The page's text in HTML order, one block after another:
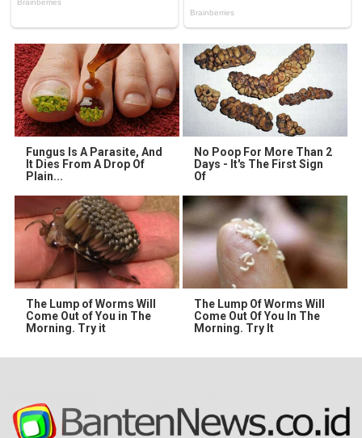
Fungus Is A Parasite, And
It Dies From A Drop Of
Plain...
No Poop For More Than 2
Days - It's The First Sign
Of
The Lump of Worms Will
Come Out of You in The
Morning. Try it
The Lump Of Worms Will
Come Out Of You In The
Morning. Try It